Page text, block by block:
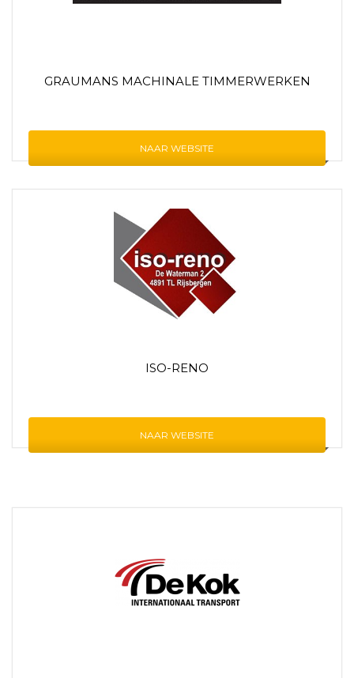
GRAUMANS MACHINALE TIMMERWERKEN
NAAR WEBSITE
ISO-RENO
NAAR WEBSITE